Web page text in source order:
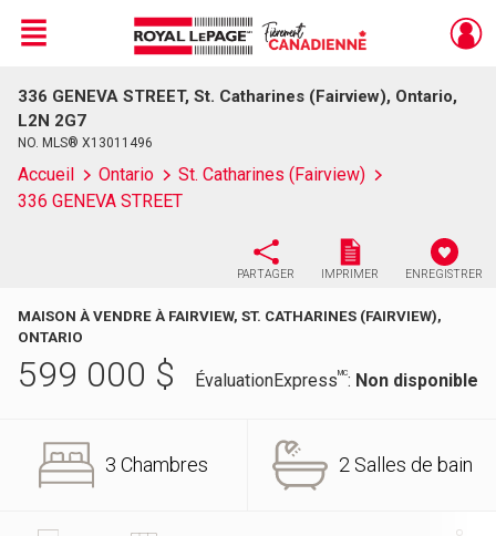
Live
En Direct
Menu
336 GENEVA STREET, St. Catharines (Fairview), Ontario,
L2N 2G7
NO. MLS® X13011496
Accueil Ontario
St. Catharines (Fairview)
336 GENEVA STREET
PARTAGER IMPRIMER ENREGISTRER
MAISON À VENDRE À FAIRVIEW, ST. CATHARINES (FAIRVIEW),
ONTARIO
599 000 $ ÉvaluationExpressMC: Non disponible
3 Chambres 2 Salles de bain